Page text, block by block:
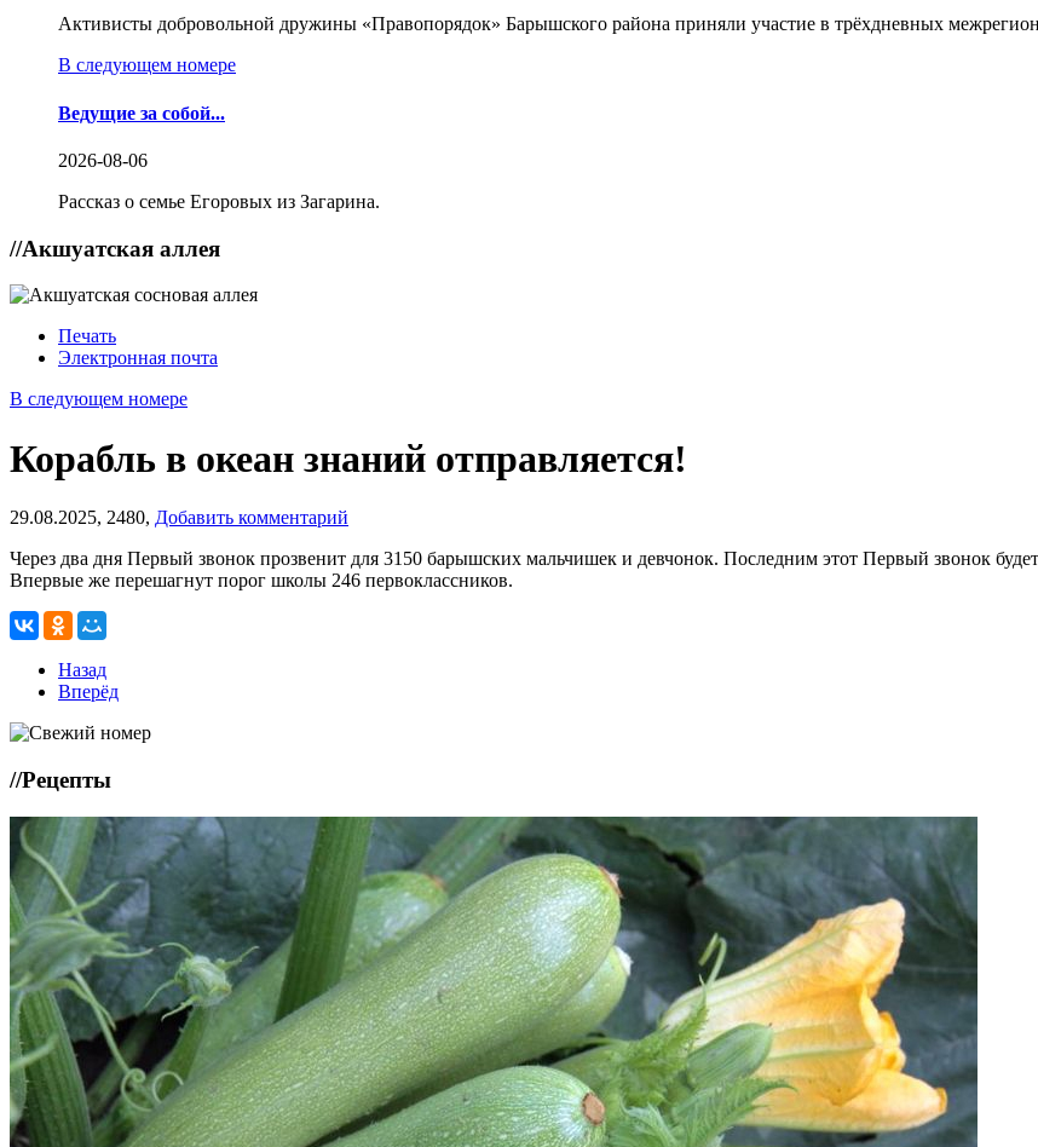
Активисты добровольной дружины «Правопорядок» Барышского района приняли участие в трёхдневных
В следующем номере
Ведущие за собой...
2026-08-06
Рассказ о семье Егоровых из Загарина.
//Акшуатская аллея
Печать
Электронная почта
В следующем номере
Корабль в океан знаний отправляется!
29.08.2025, 2480, Добавить комментарий
Через два дня Первый звонок прозвенит для 3150 барышских мальчишек и девчонок. Последним этот Первый звонок
Впервые же перешагнут порог школы 246 первоклассников.
Назад
Вперёд
//Рецепты